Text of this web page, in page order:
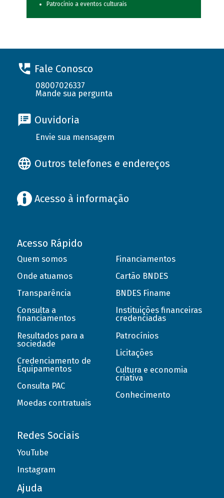
Patrocínio a eventos culturais
Fale Conosco
08007026337
Mande sua pergunta
Ouvidoria
Envie sua mensagem
Outros telefones e endereços
Acesso à informação
Acesso Rápido
Quem somos
Onde atuamos
Transparência
Consulta a
financiamentos
Resultados para a
sociedade
Credenciamento de
Equipamentos
Consulta PAC
Moedas contratuais
Financiamentos
Cartão BNDES
BNDES Finame
Instituições financeiras
credenciadas
Patrocínios
Licitações
Cultura e economia
criativa
Conhecimento
Redes Sociais
YouTube
Instagram
Ajuda